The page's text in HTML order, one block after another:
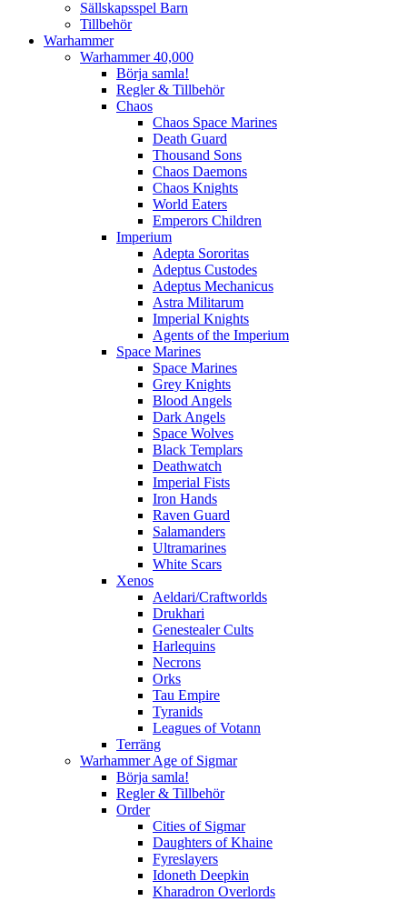
Sällskapsspel Barn
Tillbehör
Warhammer
Warhammer 40,000
Börja samla!
Regler & Tillbehör
Chaos
Chaos Space Marines
Death Guard
Thousand Sons
Chaos Daemons
Chaos Knights
World Eaters
Emperors Children
Imperium
Adepta Sororitas
Adeptus Custodes
Adeptus Mechanicus
Astra Militarum
Imperial Knights
Agents of the Imperium
Space Marines
Space Marines
Grey Knights
Blood Angels
Dark Angels
Space Wolves
Black Templars
Deathwatch
Imperial Fists
Iron Hands
Raven Guard
Salamanders
Ultramarines
White Scars
Xenos
Aeldari/Craftworlds
Drukhari
Genestealer Cults
Harlequins
Necrons
Orks
Tau Empire
Tyranids
Leagues of Votann
Terräng
Warhammer Age of Sigmar
Börja samla!
Regler & Tillbehör
Order
Cities of Sigmar
Daughters of Khaine
Fyreslayers
Idoneth Deepkin
Kharadron Overlords